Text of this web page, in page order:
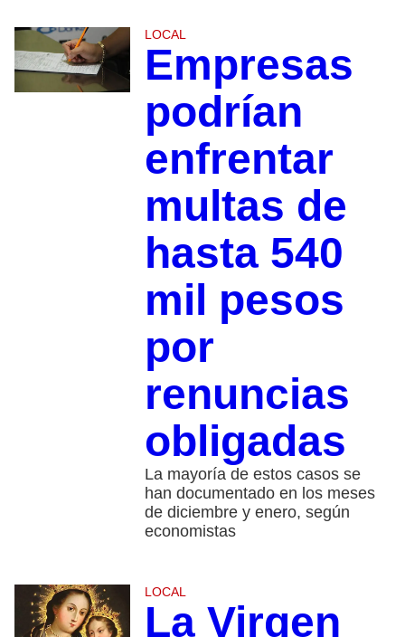
LOCAL
Empresas
podrían
enfrentar
multas de
hasta 540
mil pesos
por
renuncias
obligadas
La mayoría de estos casos se
han documentado en los meses
de diciembre y enero, según
economistas
LOCAL
La Virgen